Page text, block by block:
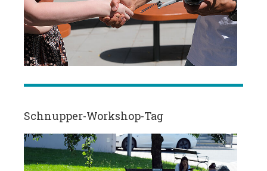
Schnupper-Workshop-Tag